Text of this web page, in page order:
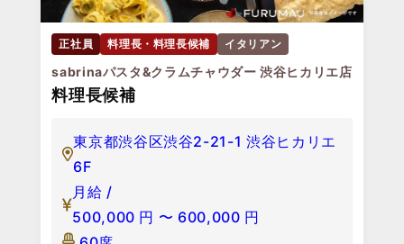
正社員 料理長・料理長候補 イタリアン
sabrinaパスタ&クラムチャウダー 渋谷ヒカリエ店
料理長候補
東京都渋谷区渋谷2-21-1 渋谷ヒカリエ
6F
月給 /
500,000 円 〜 600,000 円